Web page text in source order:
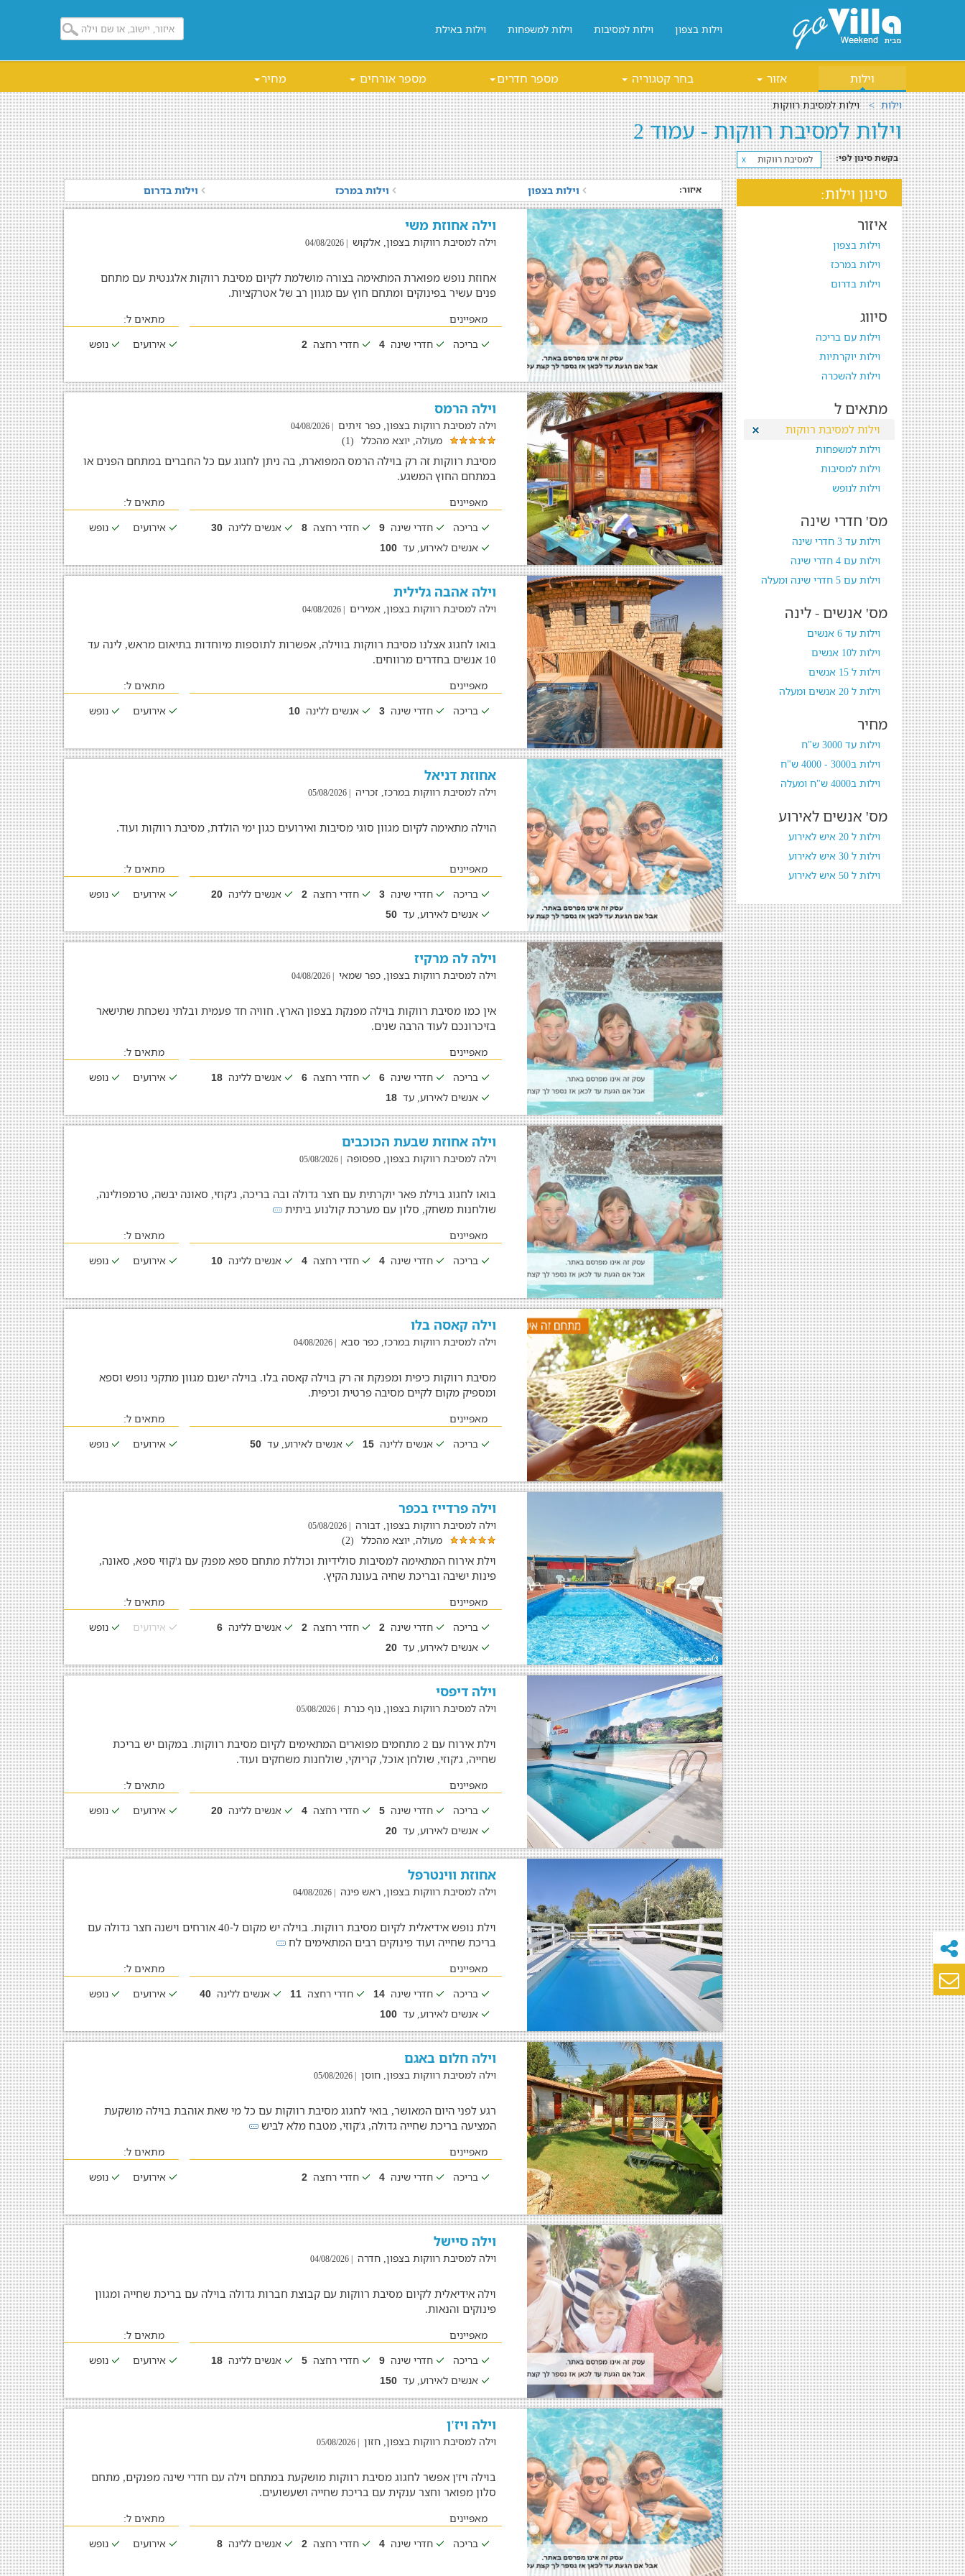
וילות בצפון וילות למסיבות וילות למשפחות וילות באילת
וילות אזור בחר קטגוריה מספר חדרים מספר אורחים מחיר
וילות וילות למסיבת רווקות
וילות למסיבת רווקות - עמוד 2
בקשת סינון לפי: x למסיבת רווקות
סינון וילות:
איזור
וילות בצפון
וילות במרכז
וילות בדרום
סיווג
וילות עם בריכה
וילות יוקרתיות
וילות להשכרה
מתאים ל
וילות למסיבת רווקות
וילות למשפחות
וילות למסיבות
וילות לנופש
מס' חדרי שינה
וילות עד 3 חדרי שינה
וילות עם 4 חדרי שינה
וילות עם 5 חדרי שינה ומעלה
מס' אנשים - לינה
וילות עד 6 אנשים
וילות ל10 אנשים
וילות ל 15 אנשים
וילות ל 20 אנשים ומעלה
מחיר
וילות עד 3000 ש"ח
וילות ב3000 - 4000 ש"ח
וילות ב4000 ש"ח ומעלה
מס' אנשים לאירוע
וילות ל 20 איש לאירוע
וילות ל 30 איש לאירוע
וילות ל 50 איש לאירוע
איזור: וילות בצפון וילות במרכז וילות בדרום
וילה אחוזת משי
וילה למסיבת רווקות בצפון, אלקוש | 04/08/2026
אחוזת נופש מפוארת המתאימה בצורה מושלמת לקיום מסיבת רווקות אלגנטית עם מתחם
פנים עשיר בפינוקים ומתחם חוץ עם מגוון רב של אטרקציות.
מאפיינים
בריכה
חדרי שינה 4 חדרי רחצה 2
מתאים ל:
אירועים
נופש
וילה הרמס
וילה למסיבת רווקות בצפון, כפר זיתים | 04/08/2026
מעולה, יוצא מהכלל (1)
מסיבת רווקות זה רק בוילה הרמס המפוארת, בה ניתן לחגוג עם כל החברים במתחם הפנים או
במתחם החוץ המשגע.
מאפיינים
בריכה
חדרי שינה 9 חדרי רחצה 8 אנשים ללינה 30
אנשים לאירוע, עד 100
מתאים ל:
אירועים
נופש
וילה אהבה גלילית
וילה למסיבת רווקות בצפון, אמירים | 04/08/2026
בואו לחגוג אצלנו מסיבת רווקות בווילה, אפשרות לתוספות מיוחדות בתיאום מראש, לינה עד
10 אנשים בחדרים מרווחים.
מאפיינים
בריכה
חדרי שינה 3 אנשים ללינה 10
מתאים ל:
אירועים
נופש
אחוזת דניאל
וילה למסיבת רווקות במרכז, זכריה | 05/08/2026
הוילה מתאימה לקיום מגוון סוגי מסיבות ואירועים כגון ימי הולדת, מסיבת רווקות ועוד.
מאפיינים
בריכה
חדרי שינה 3 חדרי רחצה 2 אנשים ללינה 20
אנשים לאירוע, עד 50
מתאים ל:
אירועים
נופש
וילה לה מרקיז
וילה למסיבת רווקות בצפון, כפר שמאי | 04/08/2026
אין כמו מסיבת רווקות בוילה מפנקת בצפון הארץ. חוויה חד פעמית ובלתי נשכחת שתישאר
בזיכרונכם לעוד הרבה שנים.
מאפיינים
בריכה
חדרי שינה 6 חדרי רחצה 6 אנשים ללינה 18
אנשים לאירוע, עד 18
מתאים ל:
אירועים
נופש
וילה אחוזת שבעת הכוכבים
וילה למסיבת רווקות בצפון, ספסופה | 05/08/2026
בואו לחגוג בוילת פאר יוקרתית עם חצר גדולה ובה בריכה, ג'קוזי, סאונה יבשה, טרמפולינה,
שולחנות משחק, סלון עם מערכת קולנוע ביתית
מאפיינים
בריכה
חדרי שינה 4 חדרי רחצה 4 אנשים ללינה 10
מתאים ל:
אירועים
נופש
וילה קאסה בלו
וילה למסיבת רווקות במרכז, כפר סבא | 04/08/2026
מסיבת רווקות כיפית ומפנקת זה רק בוילה קאסה בלו. בוילה ישנם מגוון מתקני נופש וספא
ומספיק מקום לקיים מסיבה פרטית וכיפית.
מאפיינים
בריכה
אנשים ללינה 15 אנשים לאירוע, עד 50
מתאים ל:
אירועים
נופש
וילה פרדייז בכפר
וילה למסיבת רווקות בצפון, דבורה | 05/08/2026
מעולה, יוצא מהכלל (2)
וילת אירוח המתאימה למסיבות סולידיות וכוללת מתחם ספא מפנק עם ג'קוזי ספא, סאונה,
פינות ישיבה ובריכת שחיה בעונת הקיץ.
מאפיינים
בריכה
חדרי שינה 2 חדרי רחצה 2 אנשים ללינה 6
אנשים לאירוע, עד 20
מתאים ל:
אירועים
נופש
וילה דיפסי
וילה למסיבת רווקות בצפון, נוף כנרת | 05/08/2026
וילת אירוח עם 2 מתחמים מפוארים המתאימים לקיום מסיבת רווקות. במקום יש בריכת
שחייה, ג'קוזי, שולחן אוכל, קריוקי, שולחנות משחקים ועוד.
מאפיינים
בריכה
חדרי שינה 5 חדרי רחצה 4 אנשים ללינה 20
אנשים לאירוע, עד 20
מתאים ל:
אירועים
נופש
אחוזת ווינטרפל
וילה למסיבת רווקות בצפון, ראש פינה | 04/08/2026
וילת נופש אידיאלית לקיום מסיבת רווקות. בוילה יש מקום ל-40 אורחים וישנה חצר גדולה עם
בריכת שחייה ועוד פינוקים רבים המתאימים לח
מאפיינים
בריכה
חדרי שינה 14 חדרי רחצה 11 אנשים ללינה 40
אנשים לאירוע, עד 100
מתאים ל:
אירועים
נופש
וילה חלום באגם
וילה למסיבת רווקות בצפון, חוסן | 05/08/2026
רגע לפני היום המאושר, בואי לחגוג מסיבת רווקות עם כל מי שאת אוהבת בוילה מושקעת
המציעה בריכת שחייה גדולה, ג'קוזי, מטבח מלא לביש
מאפיינים
בריכה
חדרי שינה 4 חדרי רחצה 2
מתאים ל:
אירועים
נופש
וילה סיישל
וילה למסיבת רווקות בצפון, חדרה | 04/08/2026
וילה אידיאלית לקיום מסיבת רווקות עם קבוצת חברות גדולה בוילה עם בריכת שחייה ומגוון
פינוקים והנאות.
מאפיינים
בריכה
חדרי שינה 9 חדרי רחצה 5 אנשים ללינה 18
אנשים לאירוע, עד 150
מתאים ל:
אירועים
נופש
וילה ויז'ן
וילה למסיבת רווקות בצפון, חזון | 05/08/2026
בוילה ויז'ן אפשר לחגוג מסיבת רווקות מושקעת במתחם וילה עם חדרי שינה מפנקים, מתחם
סלון מפואר וחצר ענקית עם בריכת שחייה ושעשועים.
מאפיינים
בריכה
חדרי שינה 4 חדרי רחצה 2 אנשים ללינה 8
מתאים ל:
אירועים
נופש